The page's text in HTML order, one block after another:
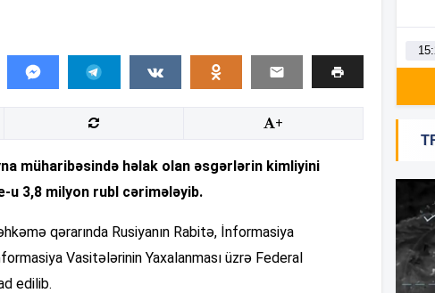
+
müharibəsində həlak olan əsgərlərin kimliyini
u 3,8 milyon rubl cərimələyib.
qərarında Rusiyanın Rabitə, İnformasiya
Vasitələrinin Yaxalanması üzrə Federal
edilib.